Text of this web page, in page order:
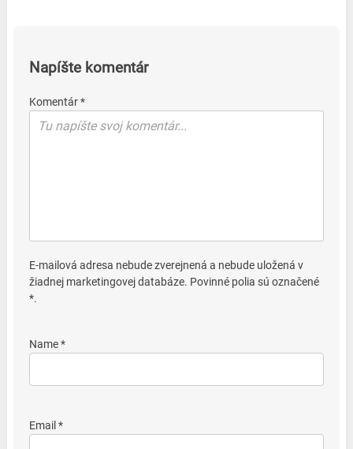
Napíšte komentár
Komentár *
E-mailová adresa nebude zverejnená a nebude uložená v
žiadnej marketingovej databáze. Povinné polia sú označené
*.
Name *
Email *